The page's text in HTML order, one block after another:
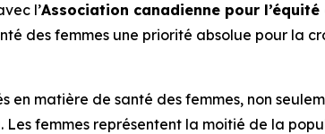
l’Association canadienne pour l’équité
des femmes une priorité absolue pour la
matière de santé des femmes, non
femmes représentent la moitié de la